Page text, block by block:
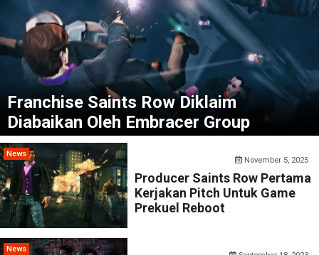
Franchise Saints Row Diklaim
Diabaikan Oleh Embracer Group
News
November 5, 2025
Producer Saints Row Pertama
Kerjakan Pitch Untuk Game
Prekuel Reboot
News